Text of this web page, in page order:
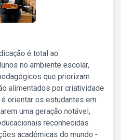
é total ao
no ambiente escolar,
que priorizam
alimentados por criatividade
orientar os estudantes em
uma geração notável,
reconhecidas
acadêmicas do mundo -